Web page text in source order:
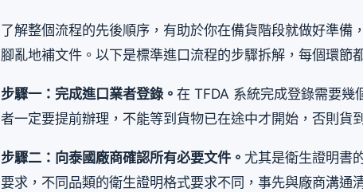
了解整個流程的先後順序，有助於你在備貨階段就做好準備
腳亂地補文件。以下是標準進口流程的步驟拆解，每個環節
步驟一：完成進口業者登錄。 在 TFDA 系統完成登錄需要幾
者一定要提前辦理，不能等到貨物已在途中才開始，否則貨
步驟二：向泰國廠商確認所有必要文件。 尤其是衛生證明書
要求，不同品類的衛生證明格式要求不同，事先與廠商溝通